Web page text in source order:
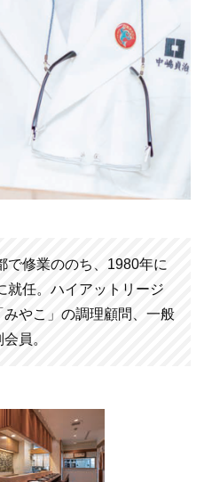
で修業ののち、1980年に
就任。ハイアットリージ
やこ」の調理顧問、一般
員。